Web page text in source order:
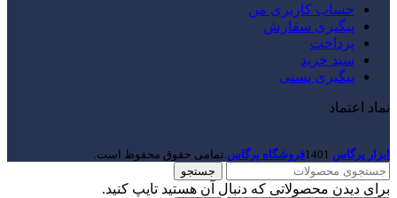
حساب کاربری من
پیگیری سفارش
پرداخت
سبد خرید
پیگیری پستی
نماد اعتماد
ابزار پرگاس 1401فروشگاه پرگاس .تمامی حقوق محفوظ است.
جستجو
برای دیدن محصولاتی که دنبال آن هستید تایپ کنید.